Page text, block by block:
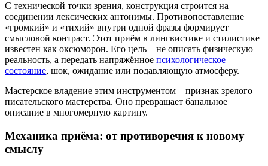
С технической точки зрения, конструкция строится на
соединении лексических антонимы. Противопоставление
«громкий» и «тихий» внутри одной фразы формирует
смысловой контраст. Этот приём в лингвистике и стилистике
известен как оксюморон. Его цель – не описать физическую
реальность, а передать напряжённое психологическое
состояние, шок, ожидание или подавляющую атмосферу.
Мастерское владение этим инструментом – признак зрелого
писательского мастерства. Оно превращает банальное
описание в многомерную картину.
Механика приёма: от противоречия к новому
смыслу